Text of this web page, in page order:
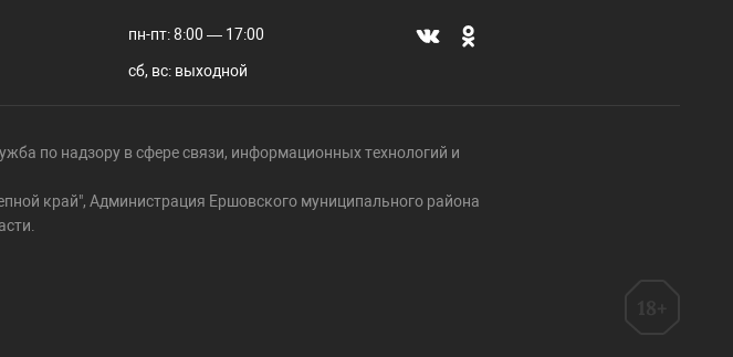
пн-пт: 8:00 — 17:00
сб, вс: выходной
по надзору в сфере связи, информационных технологий и
край", Администрация Ершовского муниципального района